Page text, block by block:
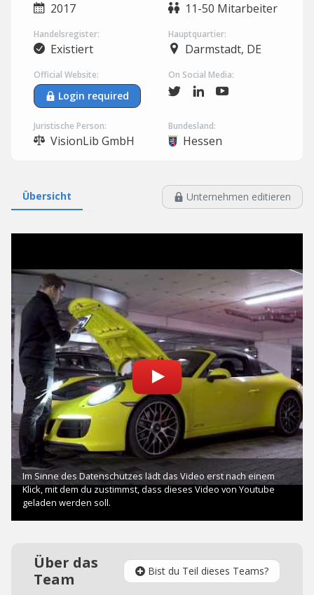
2017 11-50 Mitarbeiter
Handelsregister:
Existiert
Hauptquartier:
Darmstadt, DE
Official Website:
Login required
On Social Media:
Juristische Person:
VisionLib GmbH
Bundesland:
Hessen
Übersicht Unternehmen editieren
Über das
Team
Bist du Teil dieses Teams?